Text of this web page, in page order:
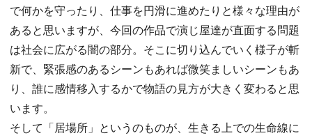
で何かを守ったり、仕事を円滑に進めたりと様々な理由が
あると思いますが、今回の作品で演じ屋達が直面する問題
は社会に広がる闇の部分。そこに切り込んでいく様子が斬
新で、緊張感のあるシーンもあれば微笑ましいシーンもあ
り、誰に感情移入するかで物語の見方が大きく変わると思
います。
そして「居場所」というのものが、生きる上での生命線に